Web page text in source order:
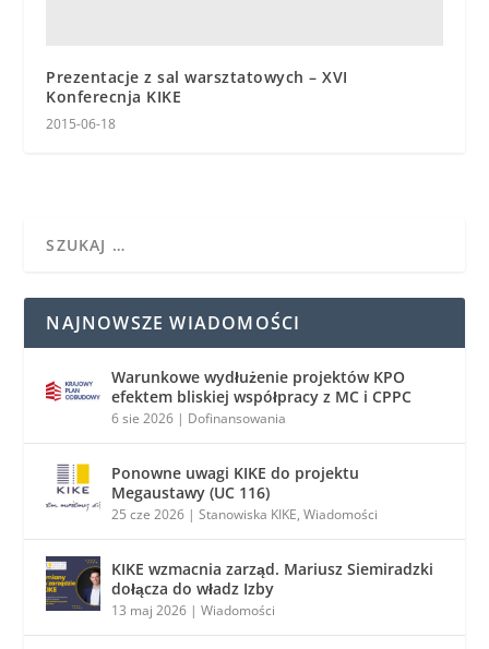
Prezentacje z sal warsztatowych – XVI
Konferecnja KIKE
2015-06-18
NAJNOWSZE WIADOMOŚCI
Warunkowe wydłużenie projektów KPO
efektem bliskiej współpracy z MC i CPPC
6 sie 2026 | Dofinansowania
Ponowne uwagi KIKE do projektu
Megaustawy (UC 116)
25 cze 2026 |Stanowiska KIKE,Wiadomości
KIKE wzmacnia zarząd. Mariusz Siemiradzki
dołącza do władz Izby
13 maj 2026 |Wiadomości